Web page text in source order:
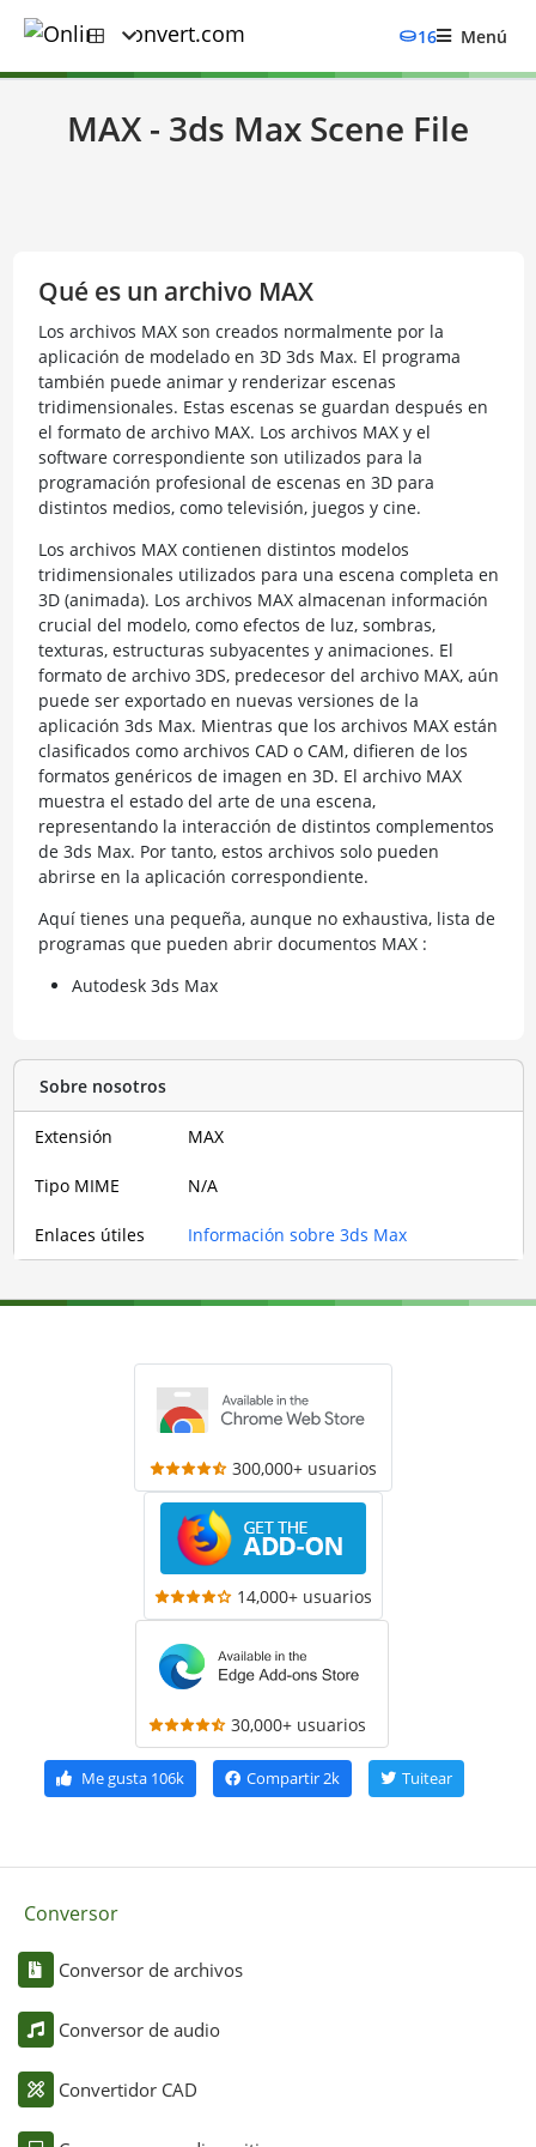
16 Menú
MAX - 3ds Max Scene File
Qué es un archivo MAX
Los archivos MAX son creados normalmente por la
aplicación de modelado en 3D 3ds Max. El programa
también puede animar y renderizar escenas
tridimensionales. Estas escenas se guardan después en
el formato de archivo MAX. Los archivos MAX y el
software correspondiente son utilizados para la
programación profesional de escenas en 3D para
distintos medios, como televisión, juegos y cine.
Los archivos MAX contienen distintos modelos
tridimensionales utilizados para una escena completa en
3D (animada). Los archivos MAX almacenan información
crucial del modelo, como efectos de luz, sombras,
texturas, estructuras subyacentes y animaciones. El
formato de archivo 3DS, predecesor del archivo MAX, aún
puede ser exportado en nuevas versiones de la
aplicación 3ds Max. Mientras que los archivos MAX están
clasificados como archivos CAD o CAM, difieren de los
formatos genéricos de imagen en 3D. El archivo MAX
muestra el estado del arte de una escena,
representando la interacción de distintos complementos
de 3ds Max. Por tanto, estos archivos solo pueden
abrirse en la aplicación correspondiente.
Aquí tienes una pequeña, aunque no exhaustiva, lista de
programas que pueden abrir documentos MAX :
Autodesk 3ds Max
Sobre nosotros
Extensión MAX
Tipo MIME N/A
Enlaces útiles Información sobre 3ds Max
300,000+ usuarios
14,000+ usuarios
30,000+ usuarios
Me gusta106k Compartir2k Tuitear
Conversor
Conversor de archivos
Conversor de audio
Convertidor CAD